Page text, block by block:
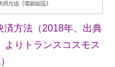
済方法（2018年、出典
よりトランスコスモス